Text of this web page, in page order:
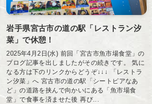
岩手県宮古市の道の駅「レストラン汐
菜」で休憩！
2025年4月2日(水) 前回「宮古市魚市場食堂」の
ブログ記事を出しましたがその続きです。 気に
なる方は下のリンクからどうぞ↓↓↓ 「レストラ
ン汐菜」へ 宮古市の道の駅「シートピアなあ
ど」の道路を挟んで向かいにある「魚市場食
堂」で食事を済ませた後 再び...